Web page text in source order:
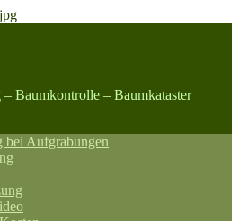
Baumkontrolle – Baumkataster
bei Aufgrabungen